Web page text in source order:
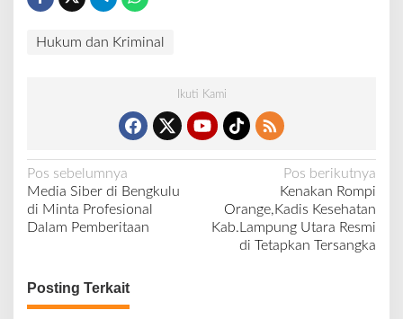
Hukum dan Kriminal
Ikuti Kami
N
a
v
g
a
Pos sebelumnya
Media Siber di Bengkulu
di Minta Profesional
Dalam Pemberitaan
Pos berikutnya
Kenakan Rompi
Orange,Kadis Kesehatan
Kab.Lampung Utara Resmi
di Tetapkan Tersangka
Posting Terkait